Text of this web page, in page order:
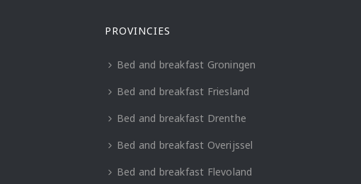
PROVINCIES
Bed and breakfast Groningen
Bed and breakfast Friesland
Bed and breakfast Drenthe
Bed and breakfast Overijssel
Bed and breakfast Flevoland